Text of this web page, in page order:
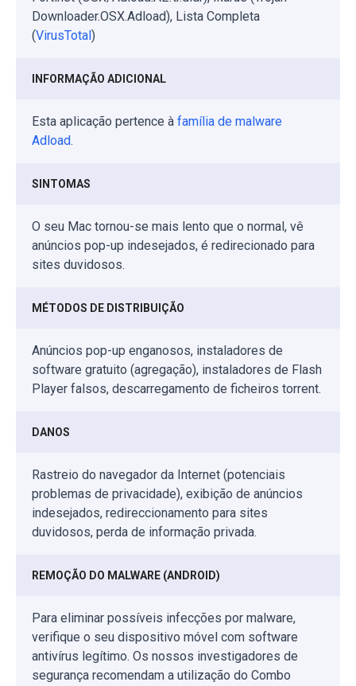
Downloader.OSX.Adload), Lista Completa
(VirusTotal )
INFORMAÇÃO ADICIONAL
Esta aplicação pertence à família de malware
Adload.
SINTOMAS
O seu Mac tornou-se mais lento que o normal, vê
anúncios pop-up indesejados, é redirecionado para
sites duvidosos.
MÉTODOS DE DISTRIBUIÇÃO
Anúncios pop-up enganosos, instaladores de
software gratuito (agregação), instaladores de Flash
Player falsos, descarregamento de ficheiros torrent.
DANOS
Rastreio do navegador da Internet (potenciais
problemas de privacidade), exibição de anúncios
indesejados, redireccionamento para sites
duvidosos, perda de informação privada.
REMOÇÃO DO MALWARE (ANDROID)
Para eliminar possíveis infecções por malware,
verifique o seu dispositivo móvel com software
antivírus legítimo. Os nossos investigadores de
segurança recomendam a utilização do Combo